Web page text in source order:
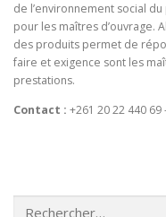
de l’environnement social
pour les maîtres d’ouvrage.
des produits permet de
faire et exigence sont les
prestations.
Contact : +261 20 22 440 69